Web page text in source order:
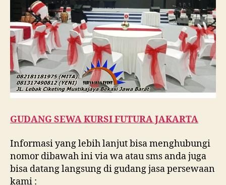
GUDANG SEWA KURSI FUTURA JAKARTA
Informasi yang lebih lanjut bisa menghubungi
nomor dibawah ini via wa atau sms anda juga
bisa datang langsung di gudang jasa persewaan
kami :